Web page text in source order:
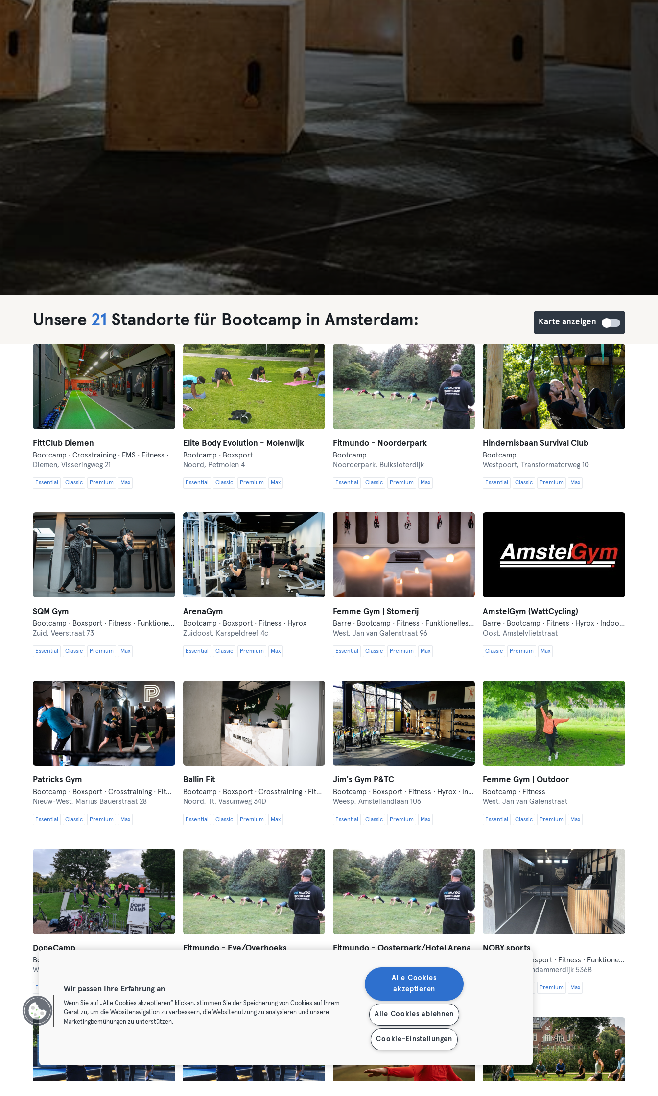
Unsere 21 Standorte für Bootcamp in Amsterdam: Karte anzeigen
FittClub Diemen
Bootcamp · Crosstraining · EMS · Fitness · Funktionelles Training
Diemen,Visseringweg 21
Essential Classic Premium Max
Elite Body Evolution - Molenwijk
Bootcamp · Boxsport
Noord, Petmolen 4
Essential Classic Premium Max
Fitmundo - Noorderpark
Bootcamp
Noorderpark, Buiksloterdijk
Essential Classic Premium Max
Hindernisbaan Survival Club
Bootcamp
Westpoort,
Transformatorweg 10
Essential Classic Premium Max
SQM Gym
Bootcamp · Boxsport · Fitness · Funktionelles Training
Zuid,Veerstraat 73
Essential Classic Premium Max
ArenaGym
Bootcamp · Boxsport · Fitness · Hyrox
Zuidoost, Karspeldreef 4c
Essential Classic Premium Max
Femme Gym | Stomerij
Barre · Bootcamp · Fitness · Funktionelles Training · Pilates · Yoga
West, Jan van Galenstraat 96
Essential Classic Premium Max
AmstelGym (WattCycling)
Barre · Bootcamp · Fitness · Hyrox · Indoorcycling · Pilates · Yoga
Oost,Amstelvlietstraat
Classic Premium Max
Patricks Gym
Bootcamp · Boxsport · Crosstraining · Fitness · Hyrox · Pilates · Pilates Reformer
Nieuw-West, Marius Bauerstraat 28
Essential Classic Premium Max
Ballin Fit
Bootcamp · Boxsport · Crosstraining · Fitness · Hyrox
Noord,
Tt. Vasumweg 34D
Essential Classic Premium Max
Jim's Gym P&TC
Bootcamp · Boxsport · Fitness · Hyrox · Indoorcycling · Lauftreff
Weesp, Amstellandlaan 106
Essential Classic Premium Max
Femme Gym | Outdoor
Bootcamp · Fitness
West,Jan van Galenstraat
Essential Classic Premium Max
DopeCamp
Bootcamp · Funktionelles Training
West,
Essential Classic Premium Max
Fitmundo - Eye/Overhoeks Fitmundo - Oosterpark/Hotel Arena
Mauritskade 56
Classic Premium Max
NOBY sports
Bootcamp · Boxsport · Fitness · Funktionelles Training · Moderne Selbstverteidigung
Nieuwendammerdijk 536B
Premium Max
Wir passen Ihre Erfahrung an
Wenn Sie auf „Alle Cookies akzeptieren“ klicken, stimmen Sie der Speicherung von Cookies auf Ihrem
Gerät zu, um die Websitenavigation zu verbessern, die Websitenutzung zu analysieren und unsere
Marketingbemühungen zu unterstützen.
Alle Cookies
akzeptieren
Alle Cookies ablehnen
Cookie-Einstellungen